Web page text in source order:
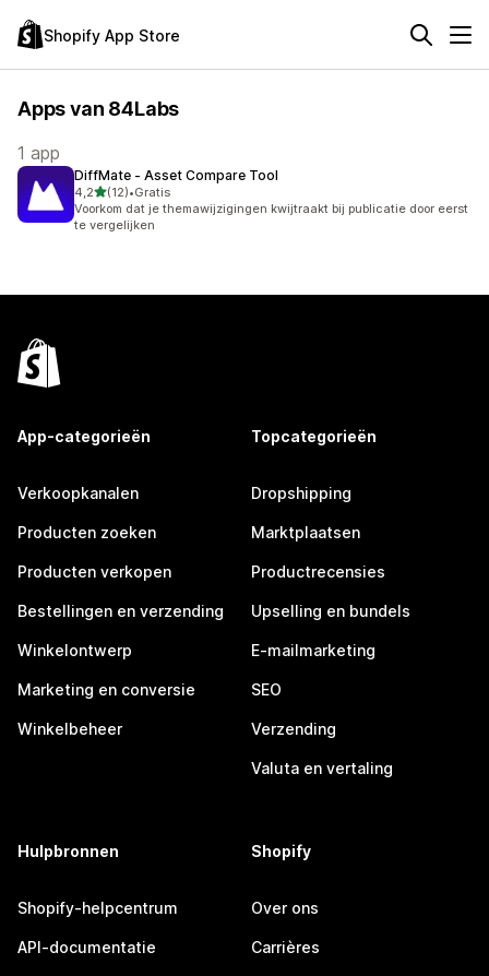
Shopify App Store
Apps van 84Labs
1 app
DiffMate ‑ Asset Compare Tool
4,2van 5 sterren
(12)
12 recensies in totaal
•Gratis
Voorkom dat je themawijzigingen kwijtraakt bij publicatie door eerst
te vergelijken
App-categorieën
Verkoopkanalen
Producten zoeken
Producten verkopen
Bestellingen en verzending
Winkelontwerp
Marketing en conversie
Winkelbeheer
Topcategorieën
Dropshipping
Marktplaatsen
Productrecensies
Upselling en bundels
E-mailmarketing
SEO
Verzending
Valuta en vertaling
Hulpbronnen
Shopify-helpcentrum
API-documentatie
Shopify
Over ons
Carrières